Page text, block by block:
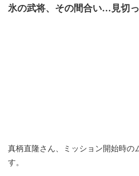
氷の武将、その間合い…見切っ
真柄直隆さん、ミッション開始時の
す。